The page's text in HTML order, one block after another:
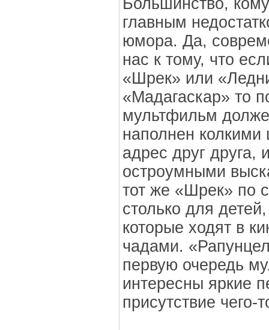
Большинство,
главным
юмора. Да,
нас к тому, что
«Шрек» или
«Мадагаскар» то
мультфильм
наполнен
адрес друг
остроумными
тот же «Шрек» по
столько для
которые ходят в
чадами.
первую очередь
интересны яркие
присутствие чего-